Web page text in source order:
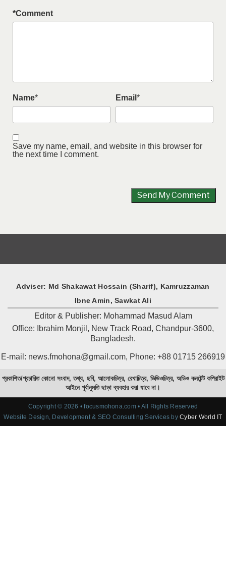
Comment
*
Name* Email *
Save my name, email, and website in this browser for
the next time I comment.
Adviser: Md Shakawat Hossain (Sharif), Kamruzzaman
Ibne Amin, Sawkat Ali
Editor & Publisher: Mohammad Masud Alam
Office: Ibrahim Monjil, New Track Road, Chandpur-3600,
Bangladesh.
E-mail: news.fmohona@gmail.com, Phone: +88 01715 266919
প্রকাশিত/প্রচারিত কোনো সংবাদ, তথ্য, ছবি, আলোকচিত্র, রেখাচিত্র, ভিডিওচিত্র, অডিও কনটেন্ট কপিরাইট
আইনে পূর্বানুমতি ছাড়া ব্যবহার করা যাবে না।
Copyright © 2026 • focusmohona.com • All Rights Reserved
Website Design, Development & SEO Consulting Services byCyber World IT